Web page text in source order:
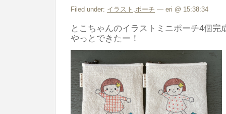
Filed under: イラスト ,ポーチ — eri @ 15:38:34
とこちゃんのイラストミニポーチ4個完
やっとできたー！